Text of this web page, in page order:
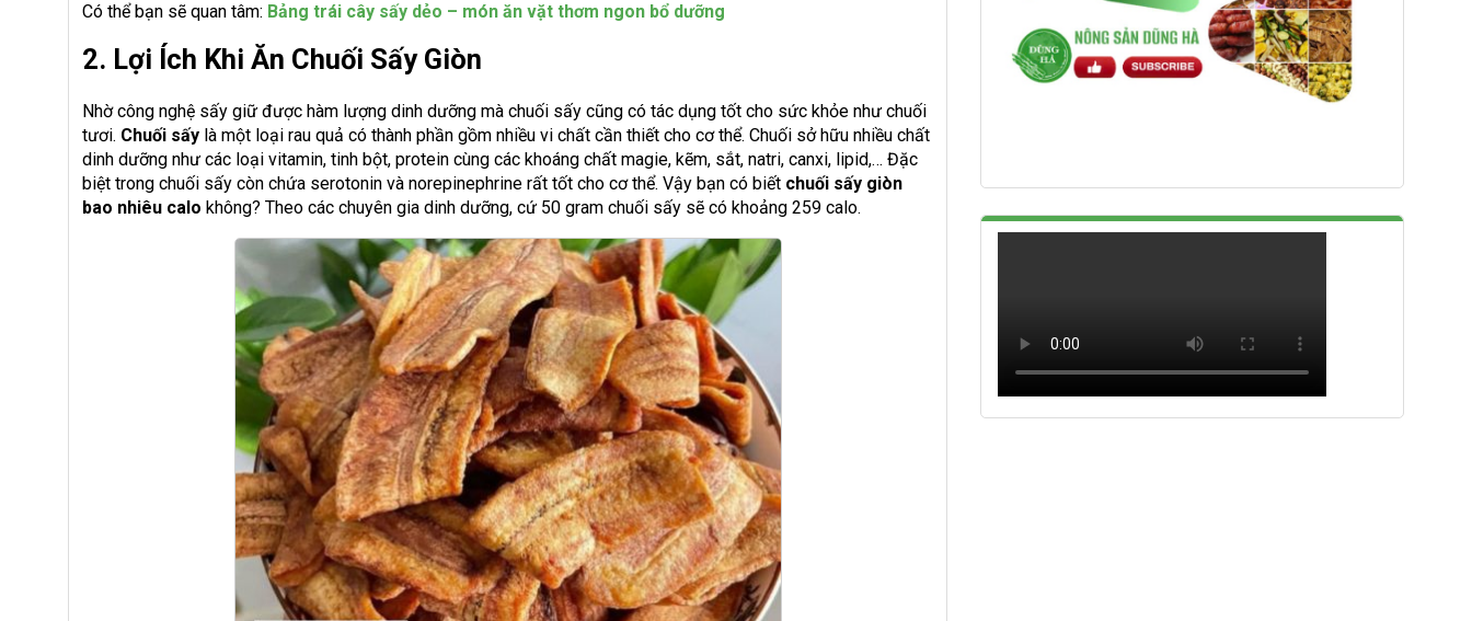
Có thể bạn sẽ quan tâm: Bảng trái cây sấy dẻo – món ăn vặt thơm ngon bổ dưỡng
2. Lợi Ích Khi Ăn Chuối Sấy Giòn
Nhờ công nghệ sấy giữ được hàm lượng dinh dưỡng mà chuối sấy cũng có tác dụng tốt cho sức khỏe như chuối
tươi. Chuối sấy là một loại rau quả có thành phần gồm nhiều vi chất cần thiết cho cơ thể. Chuối sở hữu nhiều chất
dinh dưỡng như các loại vitamin, tinh bột, protein cùng các khoáng chất magie, kẽm, sắt, natri, canxi, lipid,… Đặc
biệt trong chuối sấy còn chứa serotonin và norepinephrine rất tốt cho cơ thể. Vậy bạn có biết chuối sấy giòn
bao nhiêu calo không? Theo các chuyên gia dinh dưỡng, cứ 50 gram chuối sấy sẽ có khoảng 259 calo.